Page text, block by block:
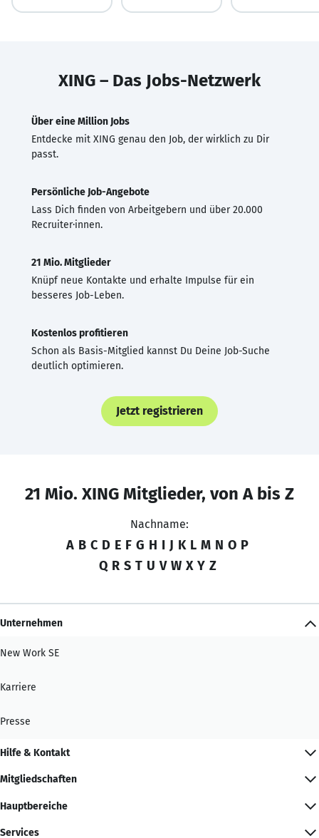
XING – Das Jobs-Netzwerk
Über eine Million Jobs
Entdecke mit XING genau den Job, der wirklich zu Dir
passt.
Persönliche Job-Angebote
Lass Dich finden von Arbeitgebern und über 20.000
Recruiter·innen.
21 Mio. Mitglieder
Knüpf neue Kontakte und erhalte Impulse für ein
besseres Job-Leben.
Kostenlos profitieren
Schon als Basis-Mitglied kannst Du Deine Job-Suche
deutlich optimieren.
Jetzt registrieren
21 Mio. XING Mitglieder, von A bis Z
Nachname:
A B C D E F G H I J K L M N O P
Q R S T U V W X Y Z
Unternehmen
New Work SE
Karriere
Presse
Hilfe & Kontakt
Mitgliedschaften
Hauptbereiche
Services